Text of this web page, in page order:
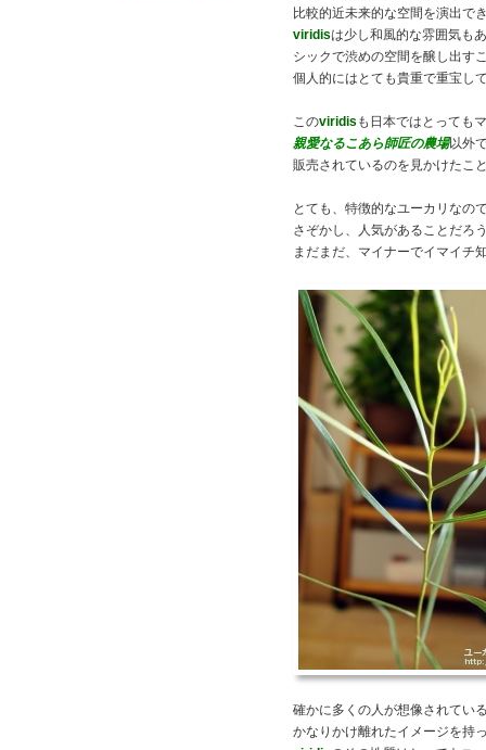
比較的近未来的な空間を演出で
viridisは少し和風的な雰囲気も
シックで渋めの空間を醸し出す
個人的にはとても貴重で重宝し
このviridis も日本ではとっても
親愛なるこあら師匠の農場以外
販売されているのを見かけたこ
とても、特徴的なユーカリなの
さぞかし、人気があることだろ
まだまだ、マイナーでイマイチ
確かに多くの人が想像されてい
かなりかけ離れたイメージを持